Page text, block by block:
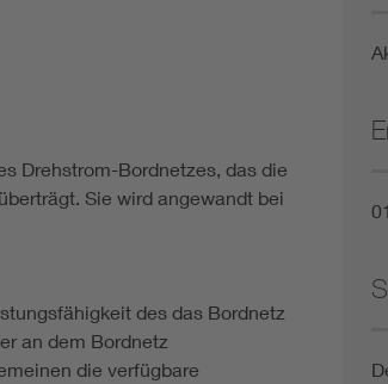
Drehstrom-Bordnetzes, das die
Sie wird angewandt bei
des das Bordnetz
an dem Bordnetz
die verfügbare